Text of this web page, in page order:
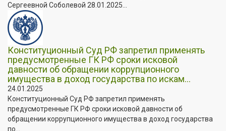
Сергеевной Соболевой 28.01.2025...
Конституционный Суд РФ запретил применять
предусмотренные ГК РФ сроки исковой
давности об обращении коррупционного
имущества в доход государства по искам...
24.01.2025
Конституционный Суд РФ запретил применять
предусмотренные ГК РФ сроки исковой давности об
обращении коррупционного имущества в доход государства
по...